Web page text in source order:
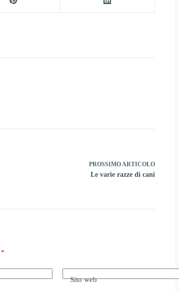
PROSSIMOARTICOLO
Le varie razze di cani
*
Sito web